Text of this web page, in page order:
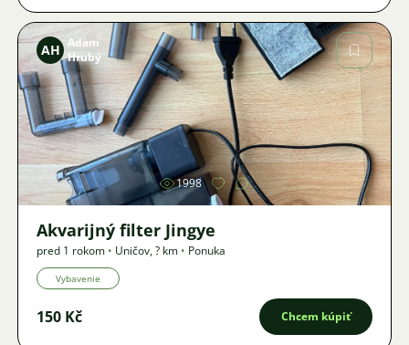
Obrázok
AH Adam
Hrubý
1998
Akvarijný filter Jingye
pred 1 rokom • Uničov,? km • Ponuka
Vybavenie
150 Kč Chcem kúpiť